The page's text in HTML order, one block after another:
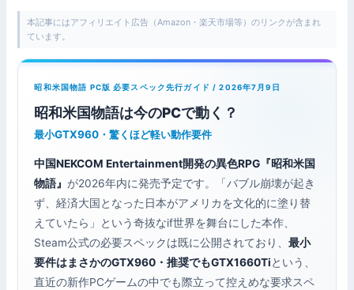
本記事にはアフィリエイト広告（Amazon・楽天市場等）のリンクが含まれ
ています。
昭和米国物語 PC版 必要スペック先行ガイド / 2026年7月9日
昭和米国物語は今のPCで動く？
最小GTX960・驚くほど軽い動作要件
中国NEKCOM Entertainment開発の異色RPG『昭和米国
物語』が2026年内に発売予定です。「バブル崩壊が起き
ず、経済大国となった日本がアメリカを文化的に塗り替
えていたら」という奇抜なif世界を舞台にした本作、
Steam公式の必要スペックは既に公開されており、最小
要件はまさかのGTX960・推奨でもGTX1660Tiという、
直近の新作PCゲームの中でも際立って控えめな要求スペ